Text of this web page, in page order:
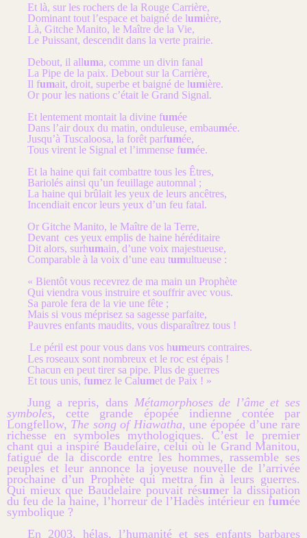
Et là, sur les rochers de la Rouge Carrière,
Dominant tout l’espace et baigné de lumière,
Là, Gitche Manito, le Maître de la Vie,
Le Puissant, descendit dans la verte prairie.
Debout, il alluma, comme un divin fanal
La Pipe de la paix. Debout sur la Carrière,
Il fumait, droit, superbe et baigné de lumière.
Or pour les nations c’était le Grand Signal.
Et lentement montait la divine fumée
Dans l’air doux du matin, onduleuse, embaumée.
Jusqu’à Tuscaloosa, la forêt parfumée,
Tous virent le Signal et l’immense fumée.
Et la haine qui fait combattre tous les Êtres,
Bariolés ainsi qu’un feuillage automnal ;
La haine qui brûlait les yeux de leurs ancêtres,
Incendiait encor leurs yeux d’un feu fatal.
Or Gitche Manito, le Maître de la Terre,
Devant ces yeux emplis de haine héréditaire
Dit alors, surhumain, d’une voix majestueuse,
Comparable à la voix d’une eau tumultueuse :
« Bientôt vous recevrez de ma main un Prophète
Qui viendra vous instruire et souffrir avec vous.
Sa parole fera de la vie une fête ;
Mais si vous méprisez sa sagesse parfaite,
Pauvres enfants maudits, vous disparaîtrez tous !
Le péril est pour vous dans vos humeurs contraires.
Les roseaux sont nombreux et le roc est épais !
Chacun en peut tirer sa pipe. Plus de guerres
Et tous unis, fumez le Calumet de Paix ! »
Jung a repris, dans Métamorphoses de l’âme et ses
symboles, cette grande épopée indienne contée par
Longfellow, The song of Hiawatha, une épopée d’une rare
richesse en symboles mythologiques. C’est le premier
chant qui a inspiré Baudelaire, celui où le Grand Manitou,
fatigué de la discorde entre les hommes, rassemble ses
peuples et leur annonce la joyeuse nouvelle de l’arrivée
prochaine d’un Prophète qui mettra fin à leurs guerres.
Qui mieux que Baudelaire pouvait résumer la dissipation
du feu de la haine, l’horreur de l’Hadès intérieur en fumée
symbolique ?
En 2003, hélas, l’humanité et ses enfants barbares